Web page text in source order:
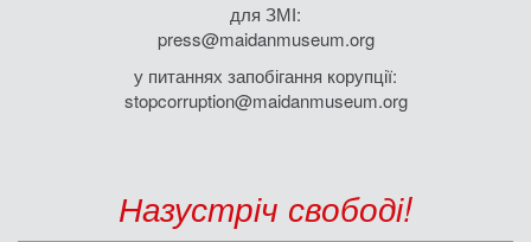
для ЗМІ:
press@maidanmuseum.org
у питаннях запобігання корупції:
stopcorruption@maidanmuseum.org
Назустріч свободі!